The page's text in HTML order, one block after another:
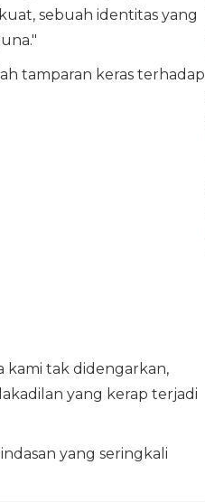
sebuah identitas yang
tamparan keras terhadap
kami tak didengarkan,
yang kerap terjadi
yang seringkali